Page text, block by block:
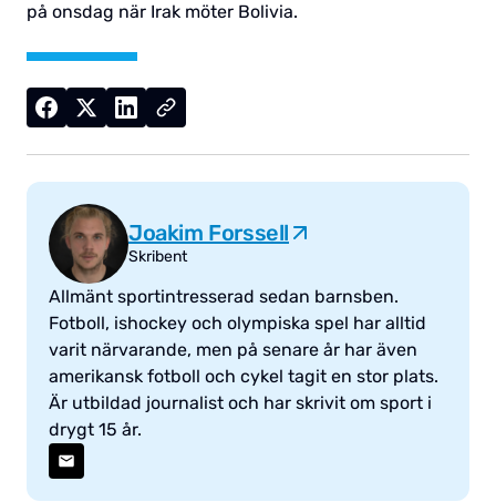
på onsdag när Irak möter Bolivia.
Joakim Forssell
Skribent
Allmänt sportintresserad sedan barnsben.
Fotboll, ishockey och olympiska spel har alltid
varit närvarande, men på senare år har även
amerikansk fotboll och cykel tagit en stor plats.
Är utbildad journalist och har skrivit om sport i
drygt 15 år.